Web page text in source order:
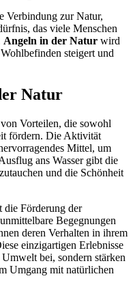
Verbindung zur Natur,
das viele Menschen
Angeln in der Natur wird
steigert und
Natur
Vorteilen, die sowohl
fördern. Die Aktivität
Mittel, um
ans Wasser gibt die
und die Schönheit
die Förderung der
Begegnungen
deren Verhalten in ihrem
einzigartigen Erlebnisse
bei, sondern stärken
Umgang mit natürlichen